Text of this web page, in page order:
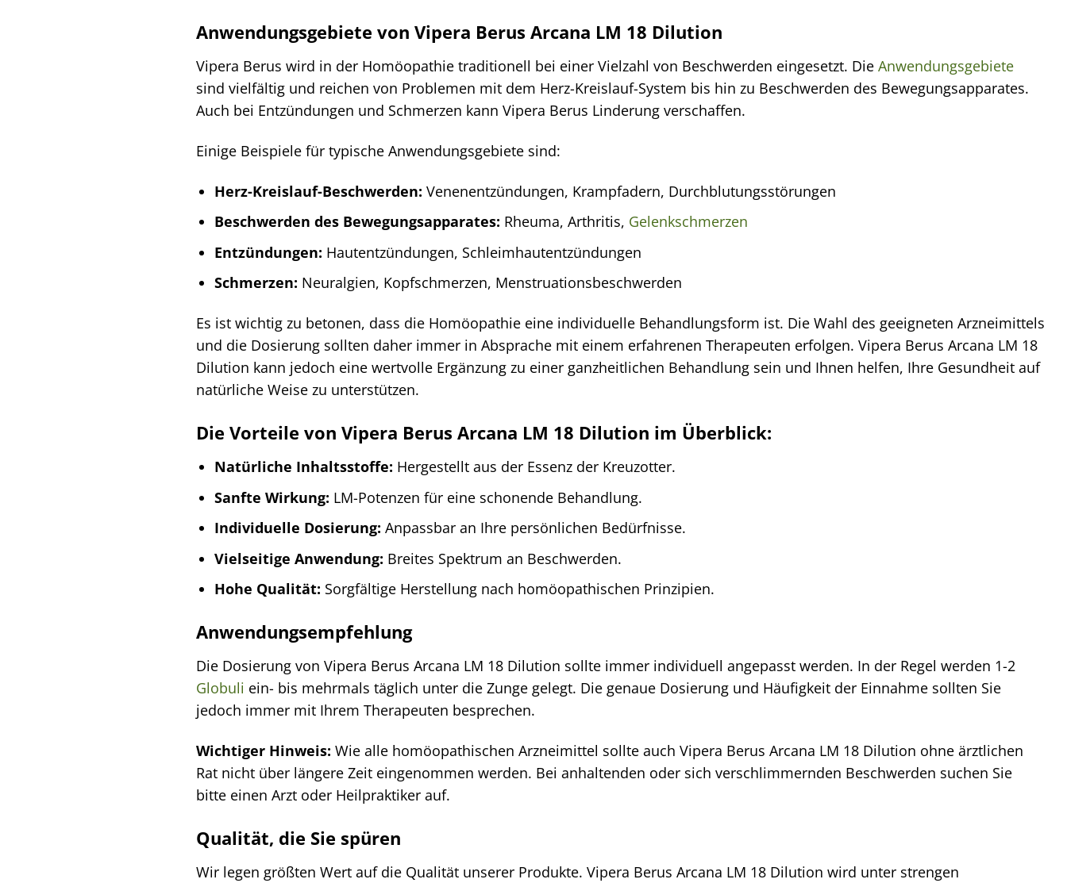
Anwendungsgebiete von Vipera Berus Arcana LM 18 Dilution
Vipera Berus wird in der Homöopathie traditionell bei einer Vielzahl von Beschwerden eingesetzt. Die Anwendungsgebiete
sind vielfältig und reichen von Problemen mit dem Herz-Kreislauf-System bis hin zu Beschwerden des Bewegungsapparates.
Auch bei Entzündungen und Schmerzen kann Vipera Berus Linderung verschaffen.
Einige Beispiele für typische Anwendungsgebiete sind:
Herz-Kreislauf-Beschwerden: Venenentzündungen, Krampfadern, Durchblutungsstörungen
Beschwerden des Bewegungsapparates: Rheuma, Arthritis, Gelenkschmerzen
Entzündungen: Hautentzündungen, Schleimhautentzündungen
Schmerzen: Neuralgien, Kopfschmerzen, Menstruationsbeschwerden
Es ist wichtig zu betonen, dass die Homöopathie eine individuelle Behandlungsform ist. Die Wahl des geeigneten Arzneimittels
und die Dosierung sollten daher immer in Absprache mit einem erfahrenen Therapeuten erfolgen. Vipera Berus Arcana LM 18
Dilution kann jedoch eine wertvolle Ergänzung zu einer ganzheitlichen Behandlung sein und Ihnen helfen, Ihre Gesundheit auf
natürliche Weise zu unterstützen.
Die Vorteile von Vipera Berus Arcana LM 18 Dilution im Überblick:
Natürliche Inhaltsstoffe: Hergestellt aus der Essenz der Kreuzotter.
Sanfte Wirkung: LM-Potenzen für eine schonende Behandlung.
Individuelle Dosierung: Anpassbar an Ihre persönlichen Bedürfnisse.
Vielseitige Anwendung: Breites Spektrum an Beschwerden.
Hohe Qualität: Sorgfältige Herstellung nach homöopathischen Prinzipien.
Anwendungsempfehlung
Die Dosierung von Vipera Berus Arcana LM 18 Dilution sollte immer individuell angepasst werden. In der Regel werden 1-2
Globuli ein- bis mehrmals täglich unter die Zunge gelegt. Die genaue Dosierung und Häufigkeit der Einnahme sollten Sie
jedoch immer mit Ihrem Therapeuten besprechen.
Wichtiger Hinweis: Wie alle homöopathischen Arzneimittel sollte auch Vipera Berus Arcana LM 18 Dilution ohne ärztlichen
Rat nicht über längere Zeit eingenommen werden. Bei anhaltenden oder sich verschlimmernden Beschwerden suchen Sie
bitte einen Arzt oder Heilpraktiker auf.
Qualität, die Sie spüren
Wir legen größten Wert auf die Qualität unserer Produkte. Vipera Berus Arcana LM 18 Dilution wird unter strengen